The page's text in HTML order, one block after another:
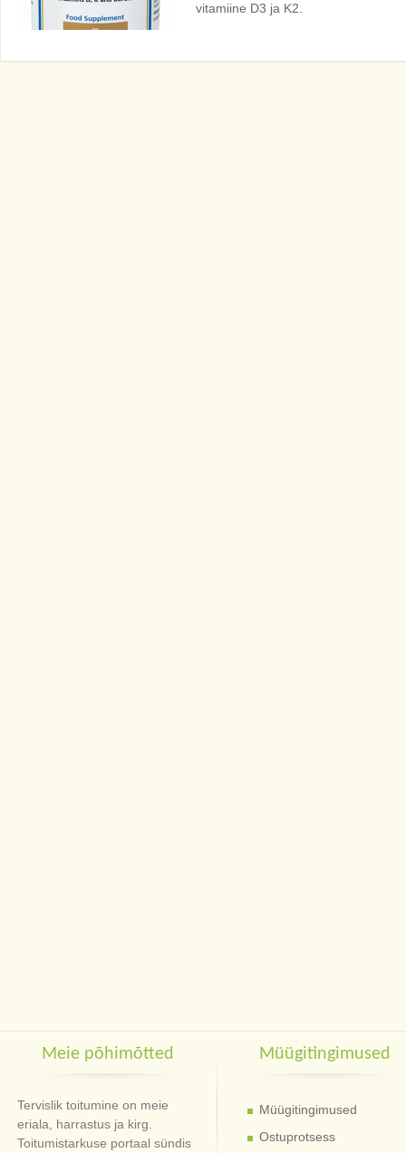
vitamiine D3 ja K2.
Meie põhimõtted
Tervislik toitumine on meie
eriala, harrastus ja kirg.
Toitumistarkuse portaal sündis
Müügitingimused
Müügitingimused
Ostuprotsess